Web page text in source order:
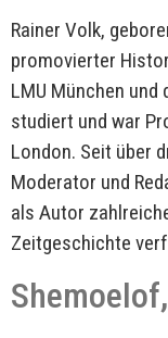
Rainer Volk,
promovierter
LMU München
studiert und war
London. Seit über
Moderator und
als Autor
Zeitgeschichte